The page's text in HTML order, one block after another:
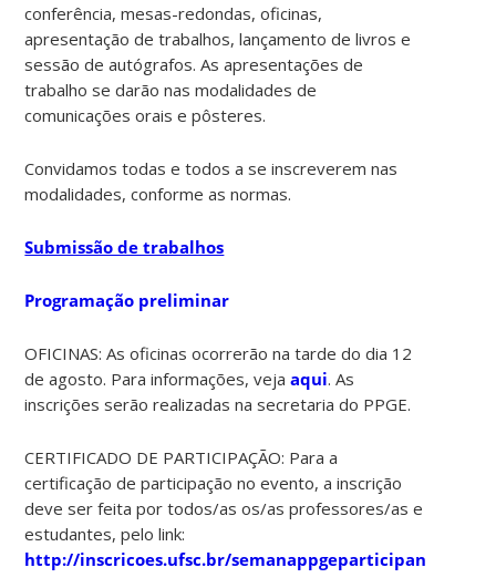
conferência, mesas-redondas, oficinas,
apresentação de trabalhos, lançamento de livros e
sessão de autógrafos. As apresentações de
trabalho se darão nas modalidades de
comunicações orais e pôsteres.
Convidamos todas e todos a se inscreverem nas
modalidades, conforme as normas.
Submissão de trabalhos
Programação preliminar
OFICINAS: As oficinas ocorrerão na tarde do dia 12
de agosto. Para informações, vejaaqui. As
inscrições serão realizadas na secretaria do PPGE.
CERTIFICADO DE PARTICIPAÇÃO: Para a
certificação de participação no evento, a inscrição
deve ser feita por todos/as os/as professores/as e
estudantes, pelo link:
http://inscricoes.ufsc.br/semanappgeparticipantes